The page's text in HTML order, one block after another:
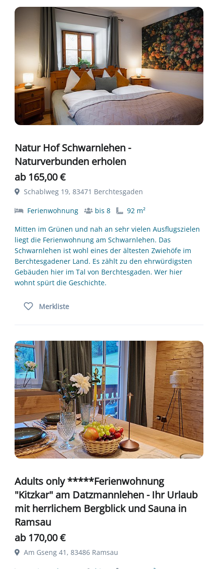
Natur Hof Schwarnlehen -
Naturverbunden erholen
ab 165,00 €
Schablweg 19, 83471 Berchtesgaden
Ferienwohnung bis 8
92 m²
Mitten im Grünen und nah an sehr vielen Ausflugszielen
liegt die Ferienwohnung am Schwarnlehen. Das
Schwarnlehen ist wohl eines der ältesten Zwiehöfe im
Berchtesgadener Land. Es zählt zu den ehrwürdigsten
Gebäuden hier im Tal von Berchtesgaden. Wer hier
wohnt spürt die Geschichte.
Merkliste
Adults only *****Ferienwohnung
"Kitzkar" am Datzmannlehen - Ihr Urlaub
mit herrlichem Bergblick und Sauna in
Ramsau
ab 170,00 €
Am Gseng 41, 83486 Ramsau